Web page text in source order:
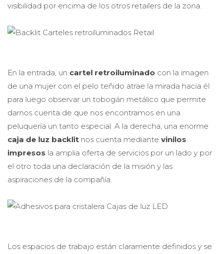
visibilidad por encima de los otros retailers de la zona.
En la entrada, un cartel retroiluminado con la imagen
de una mujer con el pelo teñido atrae la mirada hacia él
para luego observar un tobogán metálico que permite
darnos cuenta de que nos encontramos en una
peluquería un tanto especial. A la derecha, una enorme
caja de luz backlit nos cuenta mediante vinilos
impresos la amplia oferta de servicios por un lado y por
el otro toda una declaración de la misión y las
aspiraciones de la compañía.
Los espacios de trabajo están claramente definidos y se